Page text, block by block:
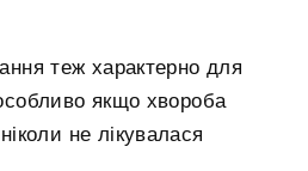
теж характерно для
якщо хвороба
не лікувалася